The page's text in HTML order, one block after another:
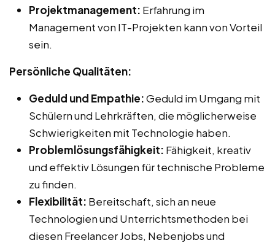
Projektmanagement: Erfahrung im
Management von IT-Projekten kann von Vorteil
sein.
Persönliche Qualitäten:
Geduld und Empathie:Geduld im Umgang mit
Schülern und Lehrkräften, die möglicherweise
Schwierigkeiten mit Technologie haben.
Problemlösungsfähigkeit: Fähigkeit, kreativ
und effektiv Lösungen für technische Probleme
zu finden.
Flexibilität: Bereitschaft, sich an neue
Technologien und Unterrichtsmethoden bei
diesen Freelancer Jobs, Nebenjobs und